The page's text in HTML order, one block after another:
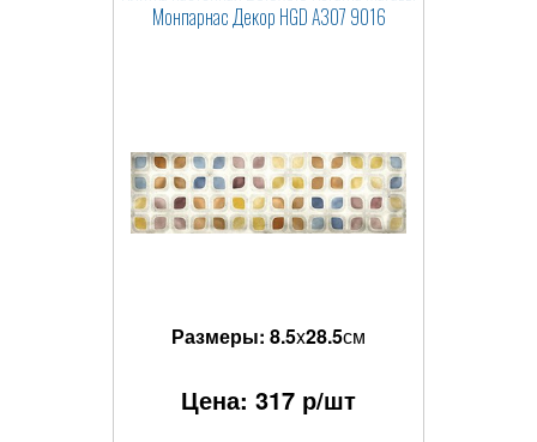
Монпарнас Декор HGD A307 9016
Размеры: 8.5x28.5см
Цена: 317 р/шт